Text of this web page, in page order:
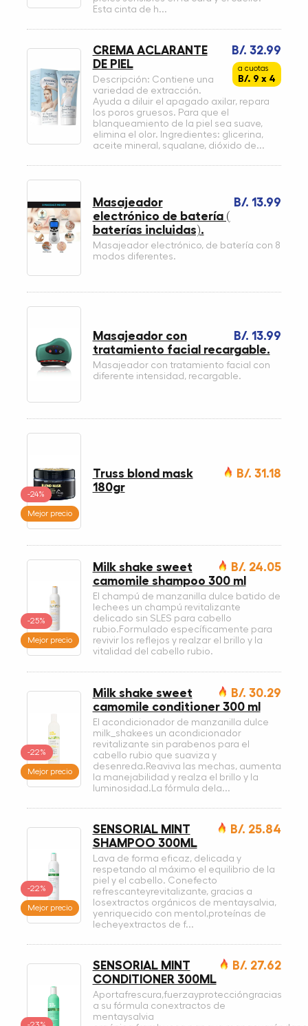
Esta cinta de h...
B/. 32.99
a cuotas
B/. 9 x 4
CREMA ACLARANTE
DE PIEL
Descripción: Contiene una
variedad de extracción.
Ayuda a diluir el apagado axilar, repara
los poros gruesos. Para que el
blanqueamiento de la piel sea suave,
elimina el olor. Ingredientes: glicerina,
aceite mineral, squalane, dióxido de...
B/. 13.99
Masajeador
electrónico de batería (
baterías incluidas).
Masajeador electrónico, de batería con 8
modos diferentes.
B/. 13.99
Masajeador con
tratamiento facial recargable.
Masajeador con tratamiento facial con
diferente intensidad, recargable.
-24%
Mejor precio
B/. 31.18
Truss blond mask
180gr
-25%
Mejor precio
B/. 24.05
Milk shake sweet
camomile shampoo 300 ml
El champú de manzanilla dulce batido de
lechees un champú revitalizante
delicado sin SLES para cabello
rubio.Formulado específicamente para
revivir los reflejos y realzar el brillo y la
vitalidad del cabello rubio.
-22%
Mejor precio
B/. 30.29
Milk shake sweet
camomile conditioner 300 ml
El acondicionador de manzanilla dulce
milk_shakees un acondicionador
revitalizante sin parabenos para el
cabello rubio que suaviza y
desenreda.Reaviva las mechas, aumenta
la manejabilidad y realza el brillo y la
luminosidad.La fórmula dela...
-22%
Mejor precio
B/. 25.84
SENSORIAL MINT
SHAMPOO 300ML
Lava de forma eficaz, delicada y
respetando al máximo el equilibrio de la
piel y el cabello. Conefecto
refrescanteyrevitalizante, gracias a
losextractos orgánicos de mentaysalvia,
yenriquecido con mentol,proteínas de
lecheyextractos de f...
B/. 27.62
SENSORIAL MINT
CONDITIONER 300ML
Aportafrescura,fuerzayproteccióngracias
a su fórmula conextractos de
mentaysalvia